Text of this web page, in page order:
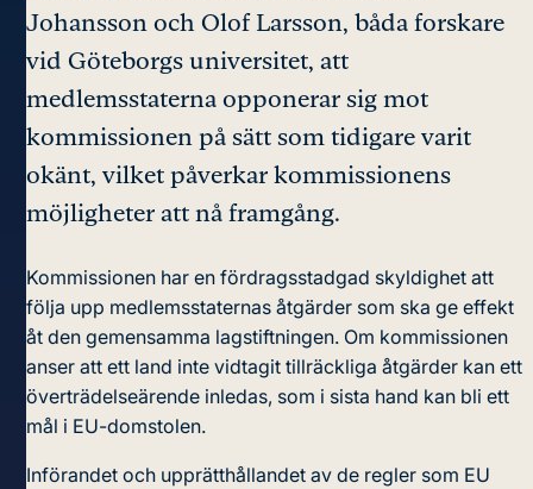
Johansson och Olof Larsson, båda forskare
vid Göteborgs universitet, att
medlemsstaterna opponerar sig mot
kommissionen på sätt som tidigare varit
okänt, vilket påverkar kommissionens
möjligheter att nå framgång.
Kommissionen har en fördragsstadgad skyldighet att
följa upp medlemsstaternas åtgärder som ska ge effekt
åt den gemensamma lagstiftningen. Om kommissionen
anser att ett land inte vidtagit tillräckliga åtgärder kan ett
överträdelseärende inledas, som i sista hand kan bli ett
mål i EU-domstolen.
Införandet och upprätthållandet av de regler som EU